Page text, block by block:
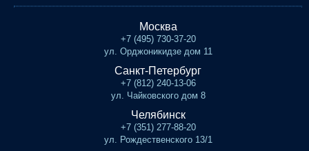
Москва
+7 (495) 730-37-20
ул. Орджоникидзе дом 11
Санкт-Петербург
+7 (812) 240-13-06
ул. Чайковского дом 8
Челябинск
+7 (351) 277-88-20
ул. Рождественского 13/1